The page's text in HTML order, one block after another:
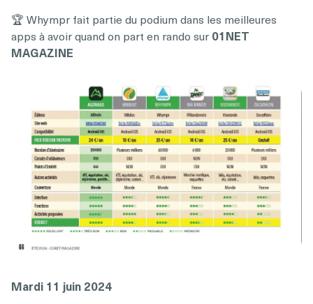
🏆 Whympr fait partie du podium dans les meilleures
apps à avoir quand on part en rando sur 01NET
MAGAZINE
Mardi 11 juin 2024